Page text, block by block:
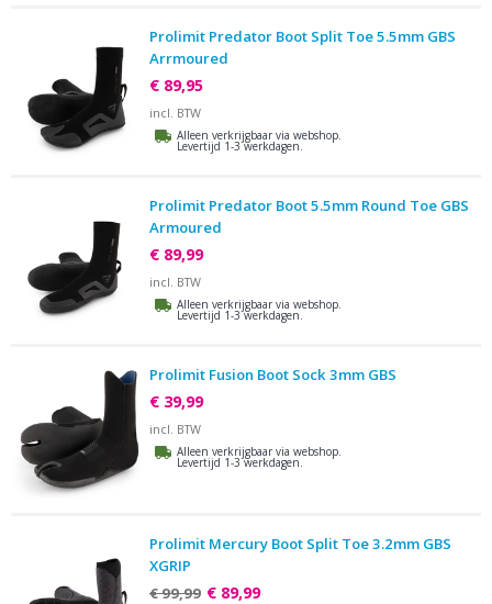
Prolimit Predator Boot Split Toe 5.5mm GBS
Arrmoured
€ 89,95
incl. BTW
Alleen verkrijgbaar via webshop.
Levertijd 1-3 werkdagen.
Prolimit Predator Boot 5.5mm Round Toe GBS
Armoured
€ 89,99
incl. BTW
Alleen verkrijgbaar via webshop.
Levertijd 1-3 werkdagen.
Prolimit Fusion Boot Sock 3mm GBS
€ 39,99
incl. BTW
Alleen verkrijgbaar via webshop.
Levertijd 1-3 werkdagen.
Prolimit Mercury Boot Split Toe 3.2mm GBS
XGRIP
€ 99,99 € 89,99